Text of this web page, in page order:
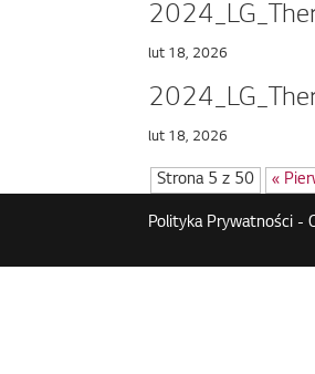
lut 18, 2026
lut 18, 2026
Strona 5 z 50 «
Polityka Prywatności -